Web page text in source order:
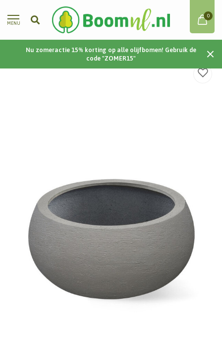
MENU
0
Nu zomeractie 15% korting op alle olijfbomen! Gebruik de
code "ZOMER15"
Home / Terreno Low Balloon 114 114x54 - Clay